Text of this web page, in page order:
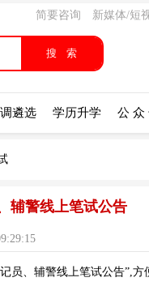
简要咨询 新媒体/短
遴选 学历升学 公 众
辅警线上笔试公告
员、辅警线上笔试公告”,方